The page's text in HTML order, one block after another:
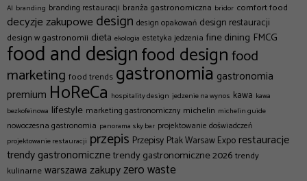
AI branding branding restauracji branża gastronomiczna bridor comfort food
decyzje zakupowe design design opakowań design restauracji
design w gastronomii dieta ekologia estetyka jedzenia fine dining FMCG
food and designfood designfood
marketing food trends gastronomia gastronomia
premium HoReCa hospitality design jedzenie na wynos kawa kawa
bezkofeinowa lifestyle marketing gastronomiczny michelin michelin guide
nowoczesna gastronomia panorama sky bar projektowanie doświadczeń
projektowanie restauracji przepis Przepisy Ptak Warsaw Exporestauracje
trendy gastronomicznetrendy gastronomiczne 2026trendy
kulinarnewarszawa zakupyzero waste